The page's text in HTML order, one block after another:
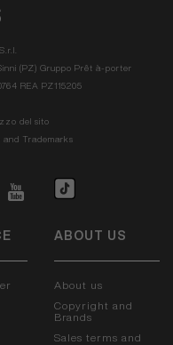
(PZ) Gruppo Prêt à-porter
REA PZ115205
del sito
and Trademarks
ABOUT US
About us
Copyright and
Brands
Sales terms and